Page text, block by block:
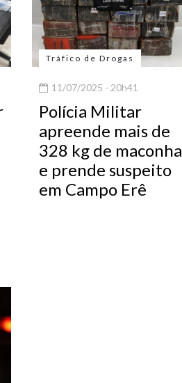
Tráfico de Drogas
11/07/2025 - 20h41
Polícia Militar
apreende mais de
328 kg de maconha
e prende suspeito
em Campo Erê